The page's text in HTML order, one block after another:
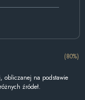
(80%)
obliczanej na podstawie
źródeł.